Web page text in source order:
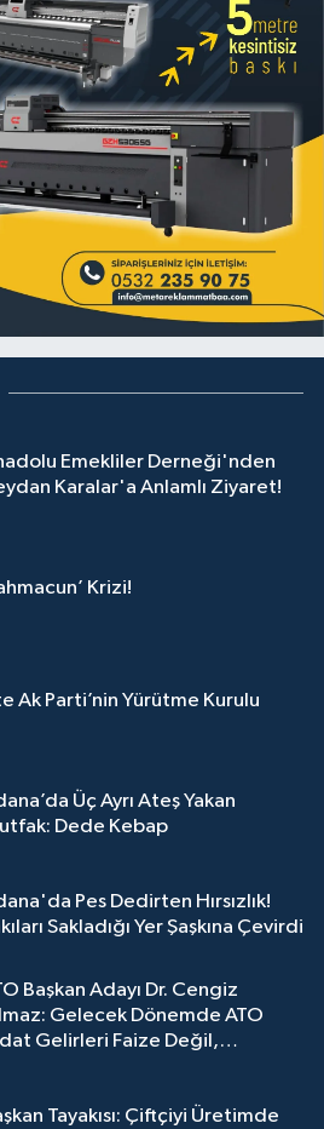
Emekliler Derneği'nden
Karalar'a Anlamlı Ziyaret!
Krizi!
Ak Parti’nin Yürütme Kurulu
Üç Ayrı Ateş Yakan
Dede Kebap
Pes Dedirten Hırsızlık!
Sakladığı Yer Şaşkına Çevirdi
Başkan Adayı Dr. Cengiz
Gelecek Dönemde ATO
Gelirleri Faize Değil,
Tayakısı: Çiftçiyi Üretimde